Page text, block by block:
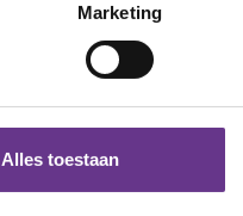
Marketing
Alles toestaan